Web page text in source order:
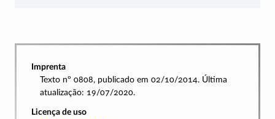
Imprenta
Texto nº 0808, publicado em 02/10/2014. Última
atualização: 19/07/2020.
Licença de uso